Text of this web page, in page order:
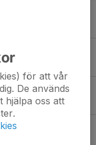
för att vår
De används
hjälpa oss att